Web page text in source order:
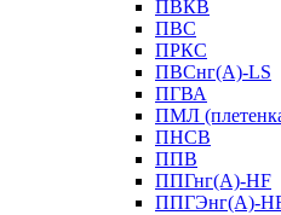
ПВКВ
ПВС
ПРКС
ПВСнг(А)-LS
ПГВА
ПМЛ
ПНСВ
ППВ
ППГнг(А)-HF
ППГЭнг(А)-